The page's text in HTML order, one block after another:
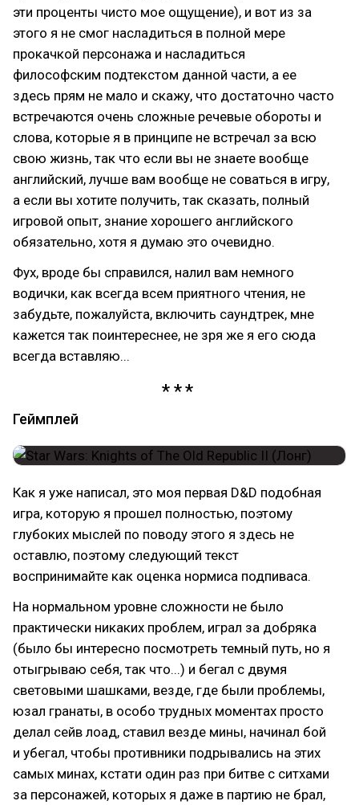
эти проценты чисто мое ощущение), и вот из за
этого я не смог насладиться в полной мере
прокачкой персонажа и насладиться
философским подтекстом данной части, а ее
здесь прям не мало и скажу, что достаточно часто
встречаются очень сложные речевые обороты и
слова, которые я в принципе не встречал за всю
свою жизнь, так что если вы не знаете вообще
английский, лучше вам вообще не соваться в игру,
а если вы хотите получить, так сказать, полный
игровой опыт, знание хорошего английского
обязательно, хотя я думаю это очевидно.
Фух, вроде бы справился, налил вам немного
водички, как всегда всем приятного чтения, не
забудьте, пожалуйста, включить саундтрек, мне
кажется так поинтереснее, не зря же я его сюда
всегда вставляю...
Геймплей
Как я уже написал, это моя первая D&D подобная
игра, которую я прошел полностью, поэтому
глубоких мыслей по поводу этого я здесь не
оставлю, поэтому следующий текст
воспринимайте как оценка нормиса подпиваса.
На нормальном уровне сложности не было
практически никаких проблем, играл за добряка
(было бы интересно посмотреть темный путь, но я
отыгрываю себя, так что...) и бегал с двумя
световыми шашками, везде, где были проблемы,
юзал гранаты, в особо трудных моментах просто
делал сейв лоад, ставил везде мины, начинал бой
и убегал, чтобы противники подрывались на этих
самых минах, кстати один раз при битве с ситхами
за персонажей, которых я даже в партию не брал,